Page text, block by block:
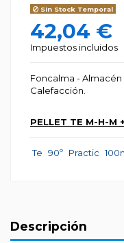
Sin Stock Temporal
42,04 €
Impuestos incluidos
Foncalma -
Calefacción.
PELLET TE M-H-M
Te 90º Practic
Descripción